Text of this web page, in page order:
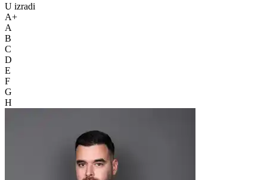
U izradi
A+
A
B
C
D
E
F
G
H